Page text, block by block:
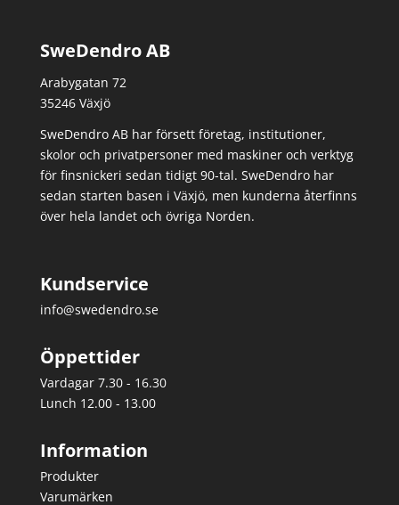
SweDendro AB
Arabygatan 72
35246 Växjö
SweDendro AB har försett företag, institutioner,
skolor och privatpersoner med maskiner och verktyg
för finsnickeri sedan tidigt 90-tal. SweDendro har
sedan starten basen i Växjö, men kunderna återfinns
över hela landet och övriga Norden.
Kundservice
info@swedendro.se
Öppettider
Vardagar 7.30 - 16.30
Lunch 12.00 - 13.00
Information
Produkter
Varumärken